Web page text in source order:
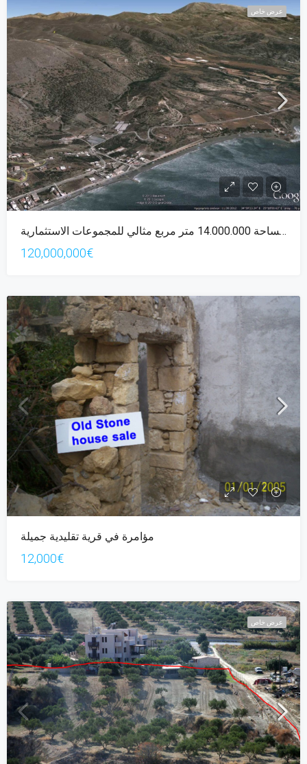
عرض خاص
عقار بمساحة 14.000.000 متر مربع مثالي للمجموعات الاستثمارية
120,000,000€
مؤامرة في قرية تقليدية جميلة
12,000€
عرض خاص